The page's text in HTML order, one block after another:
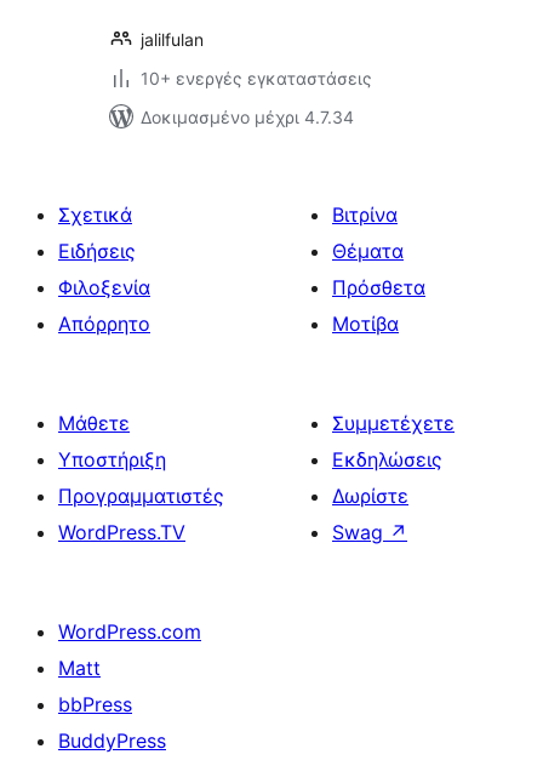
jalilfulan
10+ ενεργές εγκαταστάσεις
Δοκιμασμένο μέχρι 4.7.34
Σχετικά
Ειδήσεις
Φιλοξενία
Απόρρητο
Βιτρίνα
Θέματα
Πρόσθετα
Μοτίβα
Μάθετε
Υποστήριξη
Προγραμματιστές
WordPress.TV
Συμμετέχετε
Εκδηλώσεις
Δωρίστε
Swag ↗
WordPress.com
Matt
bbPress
BuddyPress